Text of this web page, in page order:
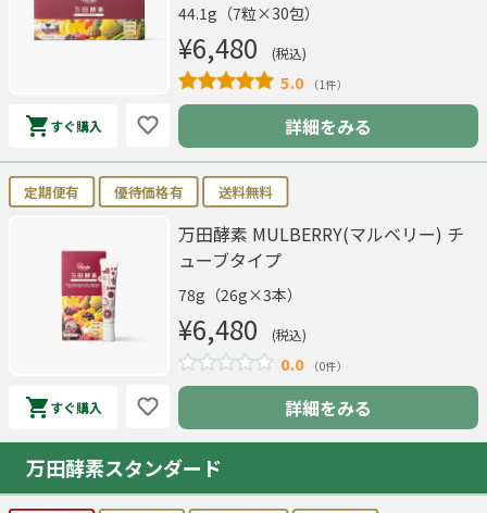
44.1g（7粒×30包）
¥6,480 (税込)
5.0 （1件）
すぐ購入 詳細をみる
定期便有 優待価格有 送料無料
万田酵素 MULBERRY(マルベリー) チ
ューブタイプ
78g（26g×3本）
¥6,480 (税込)
0.0 （0件）
すぐ購入 詳細をみる
万田酵素スタンダード